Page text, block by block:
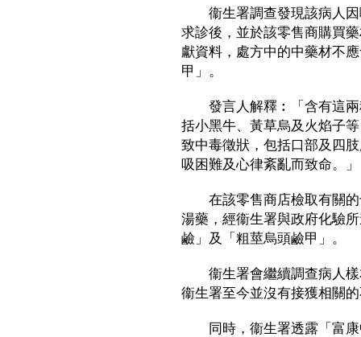
衞生署調查發現該病人因
求診後，並於該零售商購買
獻資料，處方中的中藥材不
甲」。
發言人解釋︰「含有這兩
括小黑牛、黃草烏及火焰子
致中毒徵狀，包括口部及四
吸困難及心律紊亂而致命。」
在該零售商店檢取有關的
湯藥，經衞生署與政府化驗
鹼」及「粗莖烏頭鹼甲」。
衞生署會繼續調查病人樣
衞生署至今並沒有接獲相關
同時，衞生署透露「富康